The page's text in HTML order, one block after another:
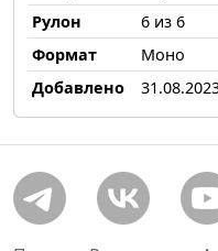
Рулон
6 из 6
Формат
Моно
Добавлено